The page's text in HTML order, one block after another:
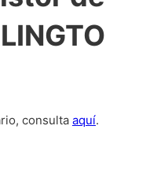
consulta aquí.